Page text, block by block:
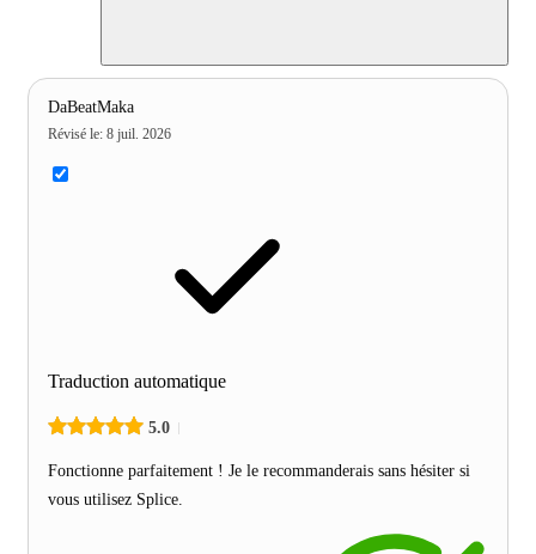
DaBeatMaka
Révisé le: 8 juil. 2026
Traduction automatique
5.0
Fonctionne parfaitement ! Je le recommanderais sans hésiter si
vous utilisez Splice.